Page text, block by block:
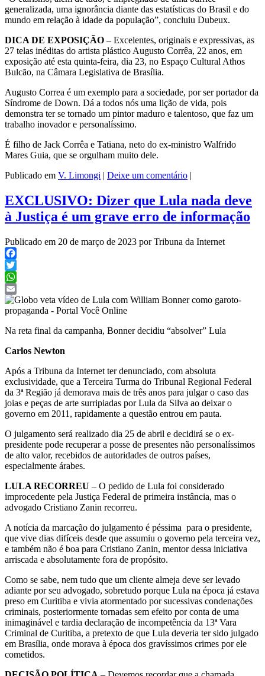
generalizada, uma ignorância diante das estatísticas do Brasil e do
mundo em relação à idade da população”, concluiu Dubeux.
DICA DE EXPOSIÇÃO – Excelentes, originais e expressivas, as
27 telas inéditas do artista plástico Augusto Corrêa, 22 anos, em
exposição até esta quinta-feira, dia 23, no Espaço Cultural Athos
Bulcão, na Câmara Legislativa de Brasília.
Augusto Correa é um exemplo para a sociedade, por ser portador da
Síndrome de Down. Dá a todos nós uma lição de vida, pois
demonstra ter se tornado um pintor maduro e talentoso, que faz um
trabalho inovador e personalíssimo.
É filho de Jack Corrêa e Tatiana, neto do ex-ministro Walfrido
Mares Guia, que se orgulham muito dele.
Publicado em V. Limongi | Deixe um comentário |
EXCLUSIVO: Dizer que Lula nada deve
à Justiça é um grave erro de informação
Publicado em 20 de março de 2023 por Tribuna da Internet
Facebook
Twitter
WhatsApp
Email
Na reta final da campanha, Bonner decidiu “absolver” Lula
Carlos Newton
Após a Tribuna da Internet ter denunciado, com absoluta
exclusividade, que a Terceira Turma do Tribunal Regional Federal
da 3ª Região já demorava mais de três anos para julgar o caso das
joias e peças de arte surripiadas por Lula da Silva ao deixar o
governo em 2011, rapidamente a questão entrou em pauta.
O julgamento será realizado dia 25 de abril e decidirá se o ex-
presidente pode recuperar a posse de presentes não personalíssimos
de alto valor, recebidos de autoridades de outros países,
especialmente árabes.
LULA RECORREU – O pedido de Lula foi considerado
improcedente pela Justiça Federal de primeira instância, mas o
advogado Cristiano Zanin recorreu.
A notícia da marcação do julgamento é péssima para o presidente,
que vive dias difíceis desde que assumiu o governo pela terceira vez,
e também não é boa para Cristiano Zanin, mentor dessa iniciativa
arriscada e absolutamente fora de propósito.
Como se sabe, nem tudo que um cliente almeja deve ser levado
adiante por seu advogado, sobretudo porque Lula na época já estava
preso em Curitiba e vivia atormentado por sucessivas condenações
criminais, posteriormente tornadas sem efeito por conta de uma
inimaginável e tardia declaração de incompetência da 13ª Vara
Criminal de Curitiba, a pretexto de que Lula deveria ter sido julgado
em Brasília, onde morava à época dos gravíssimos crimes por ele
cometidos.